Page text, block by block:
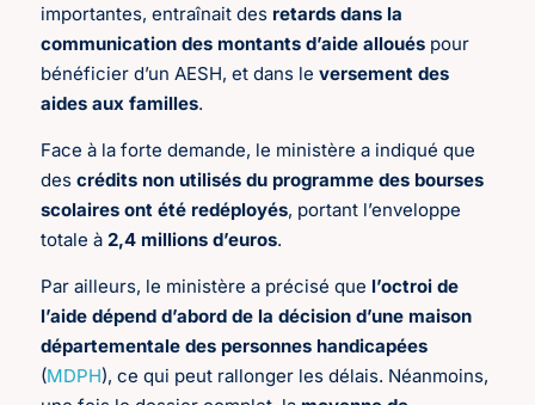
importantes, entraînait des retards dans la
communication des montants d’aide alloués pour
bénéficier d’un AESH, et dans leversement des
aides aux familles.
Face à la forte demande, le ministère a indiqué que
descrédits non utilisés du programme des bourses
scolaires ont été redéployés, portant l’enveloppe
totale à2,4 millions d’euros.
Par ailleurs, le ministère a précisé que l’octroi de
l’aide dépend d’abord de la décision d’une maison
départementale des personnes handicapées
(MDPH), ce qui peut rallonger les délais. Néanmoins,